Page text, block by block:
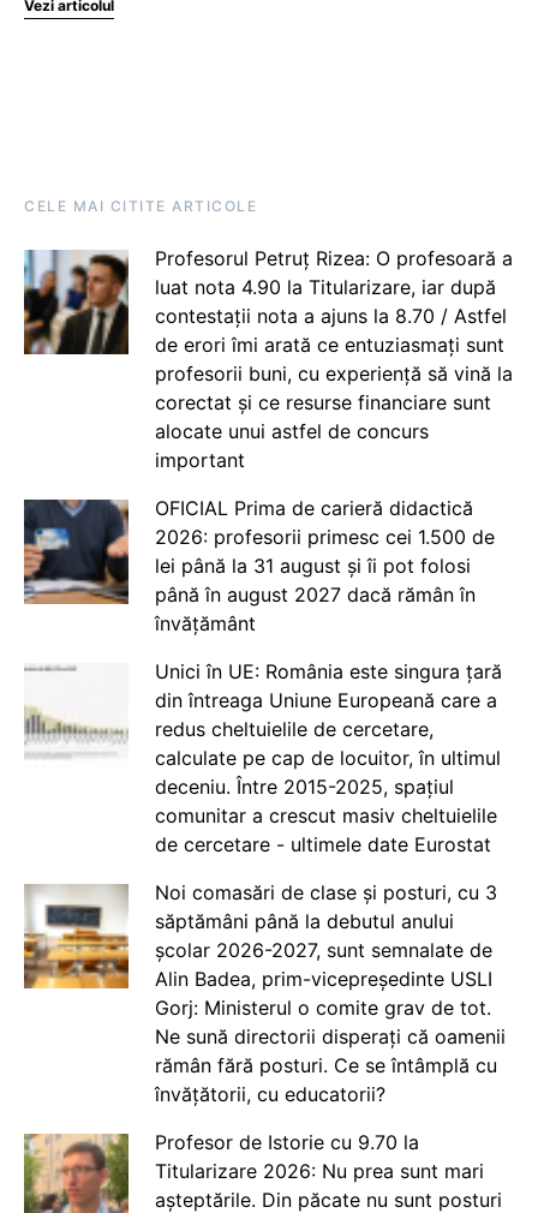
Vezi articolul
CELE MAI CITITE ARTICOLE
Profesorul Petruț Rizea: O profesoară a
luat nota 4.90 la Titularizare, iar după
contestații nota a ajuns la 8.70 / Astfel
de erori îmi arată ce entuziasmați sunt
profesorii buni, cu experiență să vină la
corectat și ce resurse financiare sunt
alocate unui astfel de concurs
important
OFICIAL Prima de carieră didactică
2026: profesorii primesc cei 1.500 de
lei până la 31 august și îi pot folosi
până în august 2027 dacă rămân în
învățământ
Unici în UE: România este singura țară
din întreaga Uniune Europeană care a
redus cheltuielile de cercetare,
calculate pe cap de locuitor, în ultimul
deceniu. Între 2015-2025, spațiul
comunitar a crescut masiv cheltuielile
de cercetare - ultimele date Eurostat
Noi comasări de clase și posturi, cu 3
săptămâni până la debutul anului
școlar 2026-2027, sunt semnalate de
Alin Badea, prim-vicepreședinte USLI
Gorj: Ministerul o comite grav de tot.
Ne sună directorii disperați că oamenii
rămân fără posturi. Ce se întâmplă cu
învățătorii, cu educatorii?
Profesor de Istorie cu 9.70 la
Titularizare 2026: Nu prea sunt mari
așteptările. Din păcate nu sunt posturi